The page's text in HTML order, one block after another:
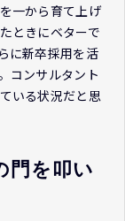
一から育て上げ
ときにベターで
に新卒採用を活
コンサルタント
いる状況だと思
門を叩い